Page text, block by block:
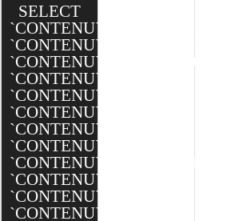
SELECT
`CONTENU`.`ID`,
`CONTENU`.`CATEGORIE_ID`,
`CONTENU`.`CLIENT_ID`,
`CONTENU`.`TYPE_ID`,
`CONTENU`.`MODELE_ID`,
`CONTENU`.`NOM`,
`CONTENU`.`DATE`,
`CONTENU`.`TEXTE`,
`CONTENU`.`MINIATURE`,
`CONTENU`.`BANNIERE`,
`CONTENU`.`BANNIERE_XXL`,
`CONTENU`.`BANNIERE_XL`,